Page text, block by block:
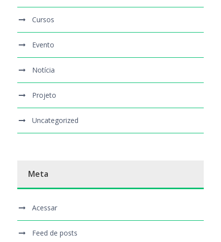
Cursos
Evento
Notícia
Projeto
Uncategorized
Meta
Acessar
Feed de posts